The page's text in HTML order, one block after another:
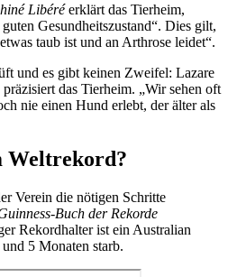
Libéréerklärt das Tierheim,
Gesundheitszustand“. Dies gilt,
taub ist und an Arthrose leidet“.
und es gibt keinen Zweifel: Lazare
das Tierheim. „Wir sehen oft
nie einen Hund erlebt, der älter als
Weltrekord?
Verein die nötigen Schritte
Buch der Rekorde
Rekordhalter ist ein Australian
5 Monaten starb.